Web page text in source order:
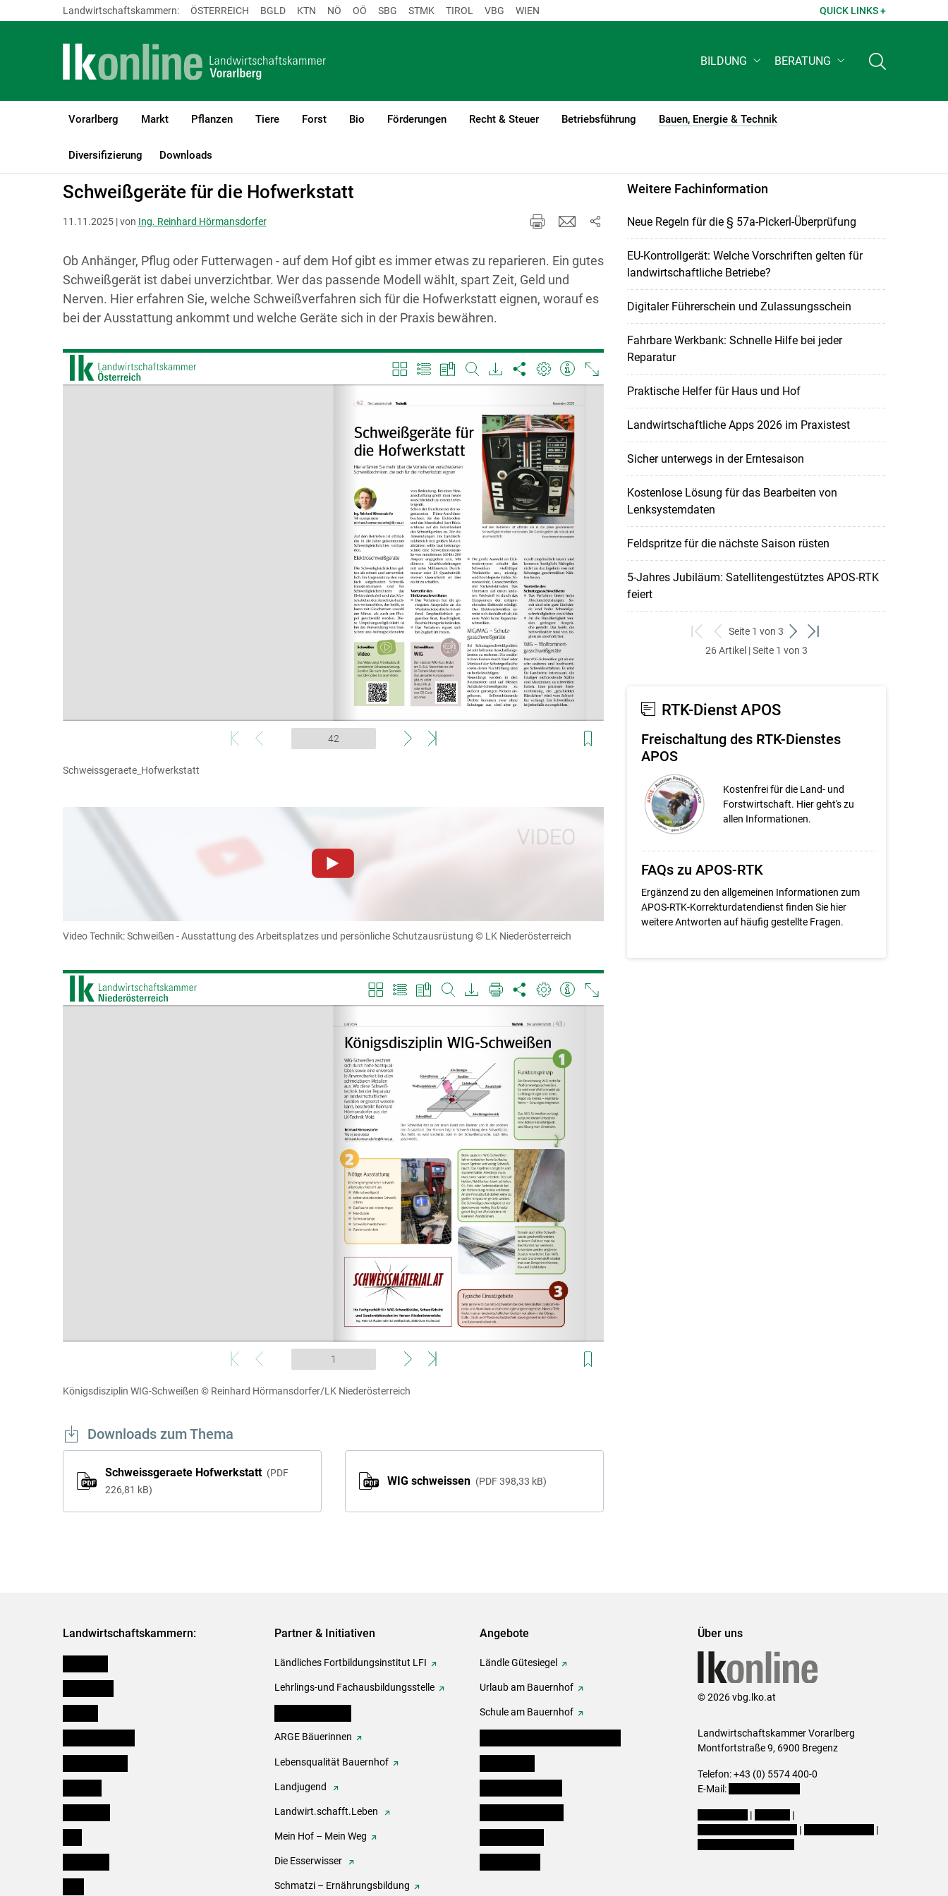
Skip to main content
Landwirtschaftskammern: ÖSTERREICH BGLD KTN NÖ OÖ SBG STMK TIROL VBG WIEN QUICK LINKS +
BILDUNG BERATUNG
Vorarlberg Markt Pflanzen Tiere Forst Bio Förderungen Recht & Steuer Betriebsführung Bauen, Energie & Technik
(current)1
Diversifizierung Downloads
LK Vorarlberg Bauen, Energie & Technik
Schweißgeräte für die Hofwerkstatt
11.11.2025 | von Ing. Reinhard Hörmansdorfer
Ob Anhänger, Pflug oder Futterwagen - auf dem Hof gibt es immer etwas zu reparieren. Ein gutes
Schweißgerät ist dabei unverzichtbar. Wer das passende Modell wählt, spart Zeit, Geld und
Nerven. Hier erfahren Sie, welche Schweißverfahren sich für die Hofwerkstatt eignen, worauf es
bei der Ausstattung ankommt und welche Geräte sich in der Praxis bewähren.
Schweissgeraete_Hofwerkstatt
Zum Abspielen von YouTube-Videos auf dieser Website müssen Cookies gesetzt werden
diese Website in den Cookie-Einstellungen jederzeit einsehen und korrigieren
Video Technik: Schweißen - Ausstattung des Arbeitsplatzes und persönliche Schutzausrüstung © LK Niederösterreich
Königsdisziplin WIG-Schweißen © Reinhard Hörmansdorfer/LK Niederösterreich
Downloads zum Thema
Schweissgeraete Hofwerkstatt
PDF
226,81 kB
WIG schweissen PDF 398,33 kB
Weitere Fachinformation
Neue Regeln für die § 57a-Pickerl-Überprüfung
EU-Kontrollgerät: Welche Vorschriften gelten für
landwirtschaftliche Betriebe?
Digitaler Führerschein und Zulassungsschein
Fahrbare Werkbank: Schnelle Hilfe bei jeder
Reparatur
Praktische Helfer für Haus und Hof
Landwirtschaftliche Apps 2026 im Praxistest
Sicher unterwegs in der Erntesaison
Kostenlose Lösung für das Bearbeiten von
Lenksystemdaten
Feldspritze für die nächste Saison rüsten
5-Jahres Jubiläum: Satellitengestütztes APOS-RTK
feiert
zum
ersten
zurück
zum
Seite 1 von 3
weiter
zum
zum
26 Artikel | Seite 1 von 3
RTK-Dienst APOS
Freischaltung des RTK-Dienstes
APOS
Kostenfrei für die Land- und
Forstwirtschaft. Hier geht's zu
allen Informationen.
FAQs zu APOS-RTK
Ergänzend zu den allgemeinen Informationen zum
APOS-RTK-Korrekturdatendienst finden Sie hier
weitere Antworten auf häufig gestellte Fragen.
Landwirtschaftskammern: Partner & Initiativen
Ländliches Fortbildungsinstitut LFI
Lehrlings-und Fachausbildungsstelle
ARGE Bäuerinnen
Lebensqualität Bauernhof
Landjugend
Landwirt.schafft.Leben
Mein Hof – Mein Weg
Die Esserwisser
Schmatzi – Ernährungsbildung
Angebote
Ländle Gütesiegel
Urlaub am Bauernhof
Schule am Bauernhof
Über uns
© 2026 vbg.lko.at
Landwirtschaftskammer Vorarlberg
Montfortstraße 9, 6900 Bregenz
Telefon: +43 (0) 5574 400-0
E-Mail:
|
|
|
|